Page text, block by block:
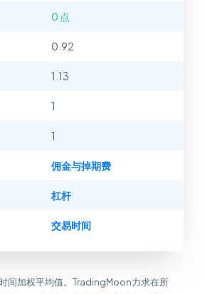
0 点
0.92
1.13
1
1
佣金与掉期费
杠杆
交易时间
间加权平均值。TradingMoon力求在所